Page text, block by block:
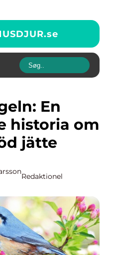
se
historia om
jätte
Redaktionel